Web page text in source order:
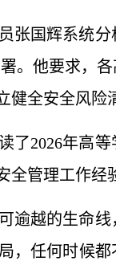
张国辉系统
。他要求，
全安全风险
了2026年高
管理工作经
逾越的生命
，任何时候